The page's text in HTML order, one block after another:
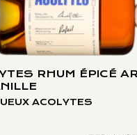
RHUM ÉPICÉ
ACOLYTES